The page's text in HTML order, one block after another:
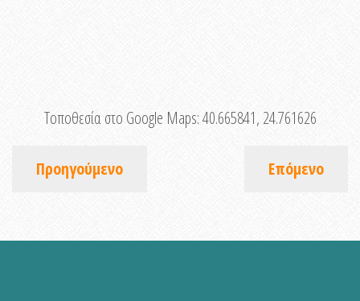
Τοποθεσία στο Google Maps:40.665841, 24.761626
Προηγούμενο Επόμενο